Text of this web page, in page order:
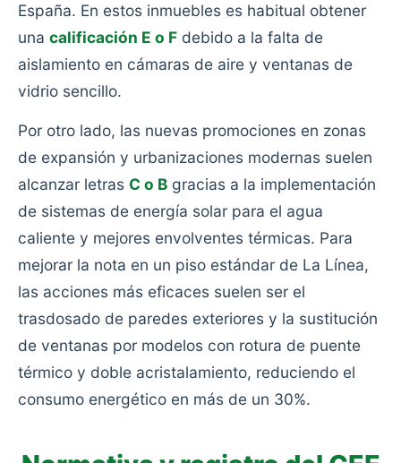
España. En estos inmuebles es habitual obtener
una calificación E o F debido a la falta de
aislamiento en cámaras de aire y ventanas de
vidrio sencillo.
Por otro lado, las nuevas promociones en zonas
de expansión y urbanizaciones modernas suelen
alcanzar letras C o B gracias a la implementación
de sistemas de energía solar para el agua
caliente y mejores envolventes térmicas. Para
mejorar la nota en un piso estándar de La Línea,
las acciones más eficaces suelen ser el
trasdosado de paredes exteriores y la sustitución
de ventanas por modelos con rotura de puente
térmico y doble acristalamiento, reduciendo el
consumo energético en más de un 30%.